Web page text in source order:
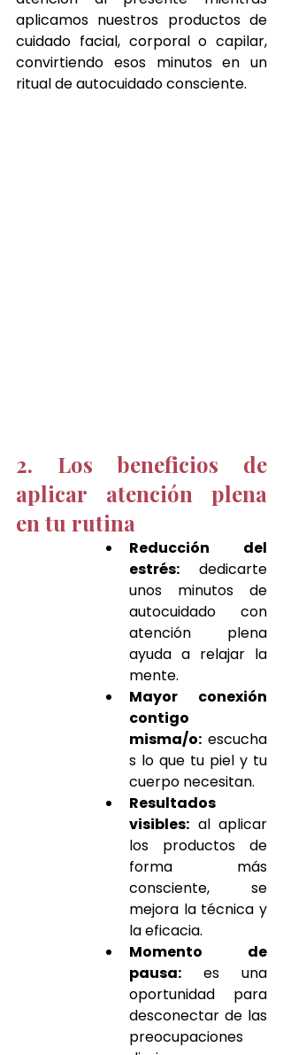
aplicamos nuestros productos de
cuidado facial, corporal o capilar,
convirtiendo esos minutos en un
ritual de autocuidado consciente.
2. Los beneficios de
aplicar atención plena
en tu rutina
Reducción del
estrés: dedicarte
unos minutos de
autocuidado con
atención plena
ayuda a relajar la
mente.
Mayor conexión
contigo
misma/o: escucha
s lo que tu piel y tu
cuerpo necesitan.
Resultados
visibles: al aplicar
los productos de
forma más
consciente, se
mejora la técnica y
la eficacia.
Momento de
pausa: es una
oportunidad para
desconectar de las
preocupaciones